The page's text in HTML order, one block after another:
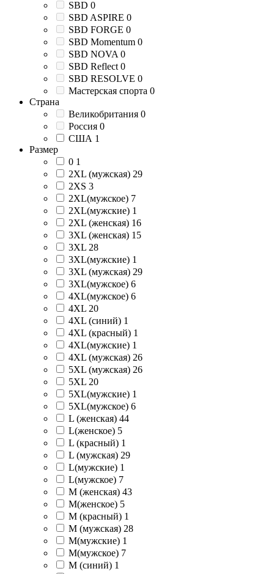
SBD 0
SBD ASPIRE 0
SBD FORGE 0
SBD Momentum 0
SBD NOVA 0
SBD Reflect 0
SBD RESOLVE 0
Мастерская спорта 0
Страна
Великобритания 0
Россия 0
США 1
Размер
0 1
2XL (мужская) 29
2XS 3
2XL(мужское) 7
2XL(мужские) 1
2XL (женская) 16
3XL (женская) 15
3XL 28
3XL(мужские) 1
3XL (мужская) 29
3XL(мужское) 6
4XL(мужское) 6
4XL 20
4XL (синий) 1
4XL (красный) 1
4XL(мужские) 1
4XL (мужская) 26
5XL (мужская) 26
5XL 20
5XL(мужские) 1
5XL(мужское) 6
L (женская) 44
L(женское) 5
L (красный) 1
L (мужская) 29
L(мужские) 1
L(мужское) 7
M (женская) 43
M(женское) 5
M (красный) 1
M (мужская) 28
M(мужские) 1
M(мужское) 7
M (синий) 1